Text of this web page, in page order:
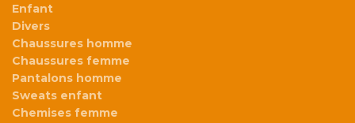
Enfant
Divers
Chaussures homme
Chaussures femme
Pantalons homme
Sweats enfant
Chemises femme